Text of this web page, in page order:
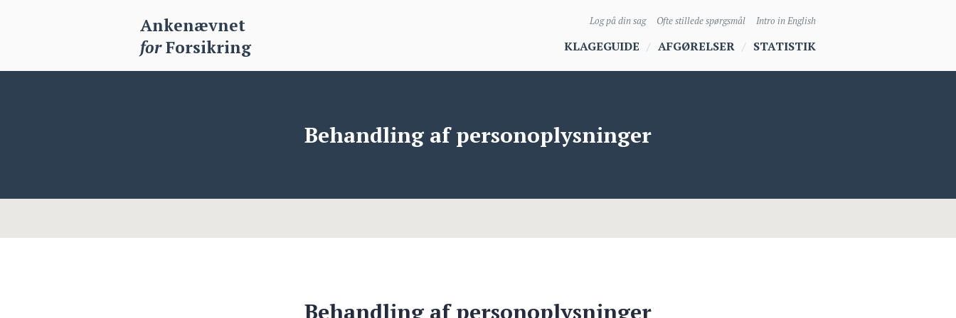
Ankenævnet
forForsikring
Log på din sag Ofte stillede spørgsmål Intro in English
KLAGEGUIDE AFGØRELSER STATISTIK
Behandling af personoplysninger
Behandling af personoplysninger